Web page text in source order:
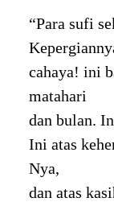
“Para sufi
cahaya! ini
matahari
dan bulan.
Ini atas
Nya,
dan atas